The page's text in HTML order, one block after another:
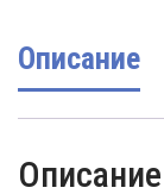
Описание
Описание